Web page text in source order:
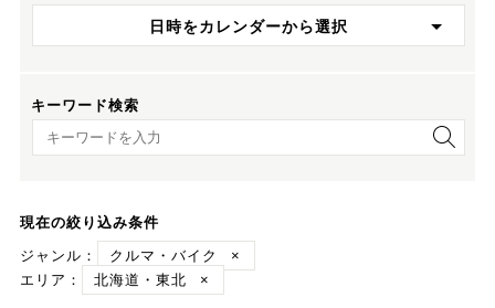
日時をカレンダーから選択
キーワード検索
キーワード検索
現在の絞り込み条件
ジャンル：
クルマ・バイク
×
エリア：
北海道・東北 ×